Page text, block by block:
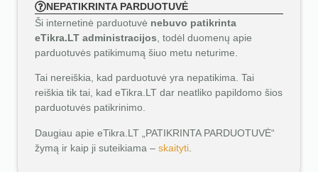
NEPATIKRINTA PARDUOTUVĖ
Ši internetinė parduotuvė nebuvo patikrinta
eTikra.LT administracijos , todėl duomenų apie
parduotuvės patikimumą šiuo metu neturime.
Tai nereiškia, kad parduotuvė yra nepatikima. Tai
reiškia tik tai, kad eTikra.LT dar neatliko papildomo šios
parduotuvės patikrinimo.
Daugiau apie eTikra.LT „PATIKRINTA PARDUOTUVĖ“
žymą ir kaip ji suteikiama – skaityti